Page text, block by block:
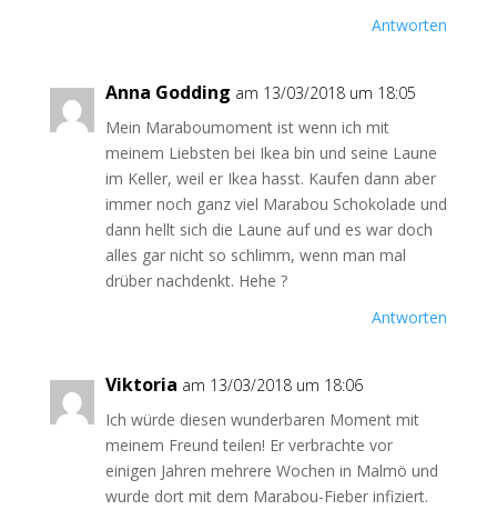
Antworten
Anna Godding am 13/03/2018 um 18:05
Mein Maraboumoment ist wenn ich mit
meinem Liebsten bei Ikea bin und seine Laune
im Keller, weil er Ikea hasst. Kaufen dann aber
immer noch ganz viel Marabou Schokolade und
dann hellt sich die Laune auf und es war doch
alles gar nicht so schlimm, wenn man mal
drüber nachdenkt. Hehe ?
Antworten
Viktoria am 13/03/2018 um 18:06
Ich würde diesen wunderbaren Moment mit
meinem Freund teilen! Er verbrachte vor
einigen Jahren mehrere Wochen in Malmö und
wurde dort mit dem Marabou-Fieber infiziert.